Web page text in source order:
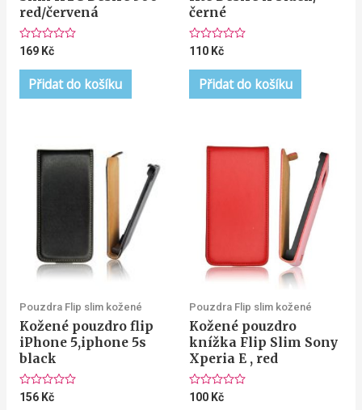
red/červená
Hodnocení
z
169 Kč
Přidat do košíku
černé
Hodnocení
z
110 Kč
Přidat do košíku
Pouzdra Flip slim kožené
Kožené pouzdro flip
iPhone 5,iphone 5s
black
Hodnocení
156 Kč
Pouzdra Flip slim kožené
Kožené pouzdro
knížka Flip Slim Sony
Xperia E , red
Hodnocení
100 Kč